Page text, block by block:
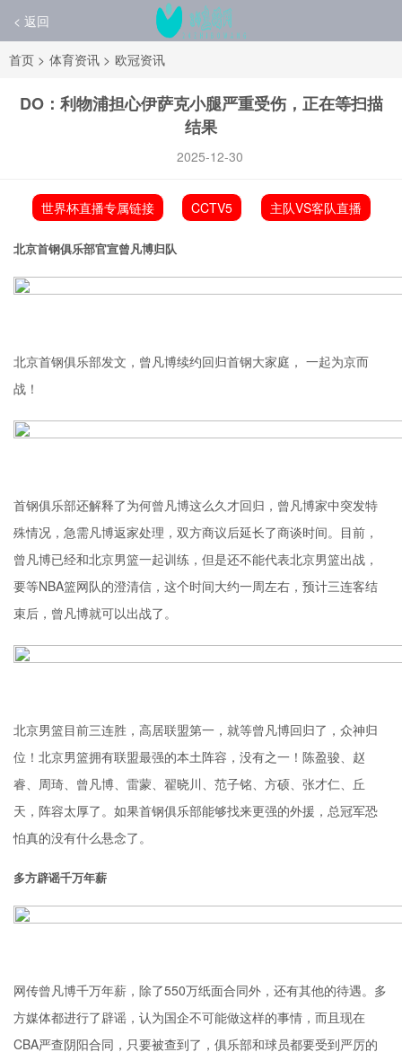
< 返回
首页 > 体育资讯 > 欧冠资讯
DO：利物浦担心伊萨克小腿严重受伤，正在等扫描
结果
2025-12-30
世界杯直播专属链接 CCTV5 主队VS客队直播
北京首钢俱乐部官宣曾凡博归队
北京首钢俱乐部发文，曾凡博续约回归首钢大家庭， 一起为京而
战！
首钢俱乐部还解释了为何曾凡博这么久才回归，曾凡博家中突发特
殊情况，急需凡博返家处理，双方商议后延长了商谈时间。目前，
曾凡博已经和北京男篮一起训练，但是还不能代表北京男篮出战，
要等NBA篮网队的澄清信，这个时间大约一周左右，预计三连客结
束后，曾凡博就可以出战了。
北京男篮目前三连胜，高居联盟第一，就等曾凡博回归了，众神归
位！北京男篮拥有联盟最强的本土阵容，没有之一！陈盈骏、赵
睿、周琦、曾凡博、雷蒙、翟晓川、范子铭、方硕、张才仁、丘
天，阵容太厚了。如果首钢俱乐部能够找来更强的外援，总冠军恐
怕真的没有什么悬念了。
多方辟谣千万年薪
网传曾凡博千万年薪，除了550万纸面合同外，还有其他的待遇。多
方媒体都进行了辟谣，认为国企不可能做这样的事情，而且现在
CBA严查阴阳合同，只要被查到了，俱乐部和球员都要受到严厉的